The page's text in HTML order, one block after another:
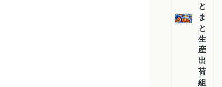
と
ま
と
生
産
出
荷
組